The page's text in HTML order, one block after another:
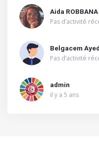
Aida ROBBANA
Pas d’activité
Belgacem Ayed
Pas d’activité
admin
il y a 5 ans